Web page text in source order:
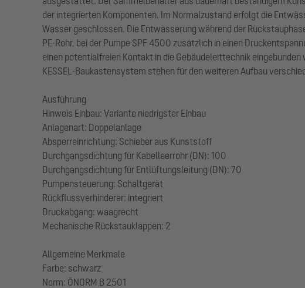
der integrierten Komponenten. Im Normalzustand erfolgt die
Wasser geschlossen. Die Entwässerung während der
PE-Rohr, bei der Pumpe SPF 4500 zusätzlich in einen
einen potentialfreien Kontakt in die Gebäudeleittechnik
KESSEL-Baukastensystem stehen für den weiteren Aufbau
Ausführung
Hinweis Einbau: Variante niedrigster Einbau
Anlagenart: Doppelanlage
Absperreinrichtung: Schieber aus Kunststoff
Durchgangsdichtung für Kabelleerrohr (DN): 100
Durchgangsdichtung für Entlüftungsleitung (DN): 70
Pumpensteuerung: Schaltgerät
Rückflussverhinderer: integriert
Druckabgang: waagrecht
Mechanische Rückstauklappen: 2
Allgemeine Merkmale
Farbe: schwarz
Norm: ÖNORM B 2501